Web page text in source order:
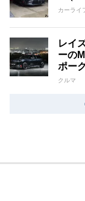
カーライ
レイ
ーの
ポー
クルマ